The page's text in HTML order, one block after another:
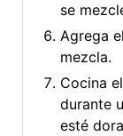
se
Agrega
mezcla.
Cocina
durante
esté